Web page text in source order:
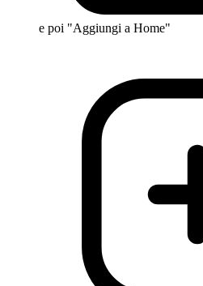
e poi "Aggiungi a Home"